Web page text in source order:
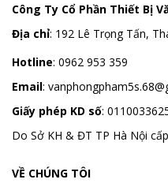
Công Ty Cổ Phần Thiết Bị
Địa chỉ: 192 Lê Trọng Tấn,
Hotline: 0962 953 359
Email:
Giấy phép KD số:
Do Sở KH & ĐT TP Hà Nội
VỀ CHÚNG TÔI